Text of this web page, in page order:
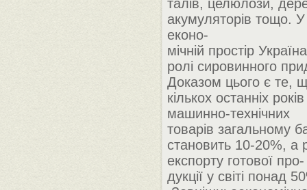
талів, целюлози,
акумуляторів тощо. У
еконо-
мічній простір
ролі сировинного
Доказом цього є те,
кількох останніх
машинно-технічних
товарів загальному
становить 10-20%, а
експорту готової про-
дукції у світі понад